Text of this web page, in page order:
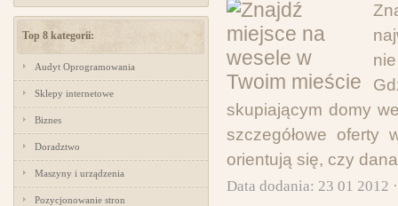
Top 8 kategorii:
Audyt Oprogramowania
Sklepy internetowe
Biznes
Doradztwo
Maszyny i urządzenia
Pozycjonowanie stron
skupiającym domy
szczegółowe oferty
orientują się, czy
Data dodania: 23 01 2012